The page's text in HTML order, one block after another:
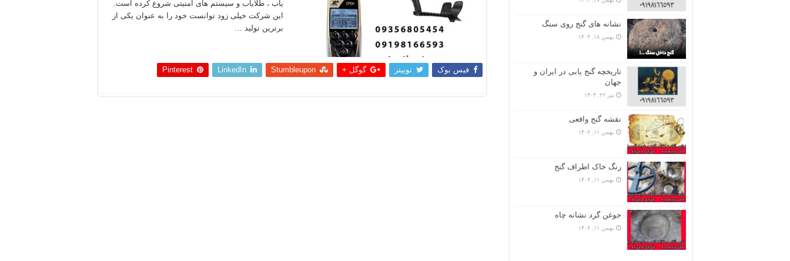
یاب ، طلایاب و سیستم های امنیتی شروع کرده است.
این شرکت خیلی زود توانست خود را به عنوان یکی از
برترین تولید …
فیس بوک توییتر گوگل + Stumbleupon
LinkedIn
Pinterest
نشانه های گنج روی سنگ
بهمن ۱۸, ۱۴۰۴
تاریخچه گنج‌ یابی در ایران و
جهان
تیر ۲۲, ۱۴۰۴
نقشه گنج واقعی
بهمن ۱۱, ۱۴۰۲
رنگ خاک اطراف گنج
بهمن ۱۱, ۱۴۰۲
جوغن گرد نشانه چاه
بهمن ۱۱, ۱۴۰۲